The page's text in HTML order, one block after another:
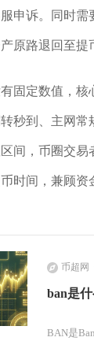
申诉。同时
原路退回至提
固定数值，
秒到、主网
间，币圈交
时间，兼顾
币超网
ban是
BAN是